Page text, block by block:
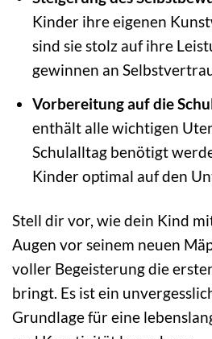
Kinder ihre eigenen
sind sie stolz auf ihre
gewinnen an
Vorbereitung auf die
enthält alle wichtigen
Schulalltag benötigt
Kinder optimal auf den
Stell dir vor, wie dein Kind
Augen vor seinem neuen
voller Begeisterung die
bringt. Es ist ein
Grundlage für eine